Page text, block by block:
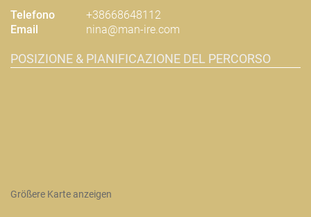
Telefono
+38668648112
Email
nina@man-ire.com
POSIZIONE & PIANIFICAZIONE DEL PERCORSO
Größere Karte anzeigen